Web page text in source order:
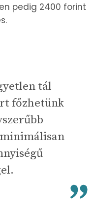
pedig 2400 forint
tál
főzhetünk